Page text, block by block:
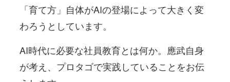
「育て方」自体がAIの登場によって大きく変
わろうとしています。
AI時代に必要な社員教育とは何か。應武自身
が考え、プロタゴで実践していることをお伝